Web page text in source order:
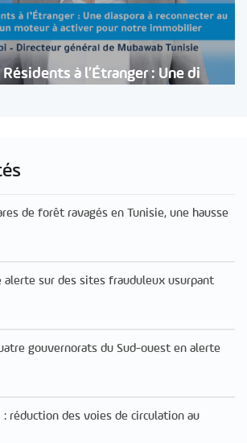
à l’Étranger : Une di
de forêt ravagés en Tunisie, une hausse
alerte sur des sites frauduleux usurpant
gouvernorats du Sud-ouest en alerte
: réduction des voies de circulation au